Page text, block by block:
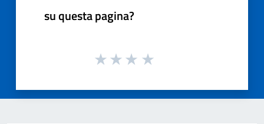
su questa pagina?